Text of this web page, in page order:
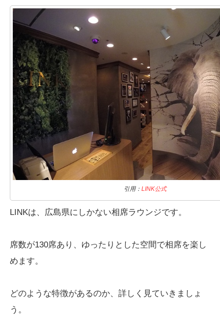
引用： LINK公式
LINKは、広島県にしかない相席ラウンジです。
席数が130席あり、ゆったりとした空間で相席を楽し
めます。
どのような特徴があるのか、詳しく見ていきましょ
う。